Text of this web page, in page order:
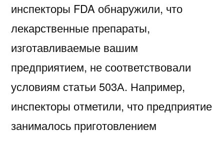
инспекторы FDA обнаружили, что
лекарственные препараты,
изготавливаемые вашим
предприятием, не соответствовали
условиям статьи 503А. Например,
инспекторы отметили, что предприятие
занималось приготовлением